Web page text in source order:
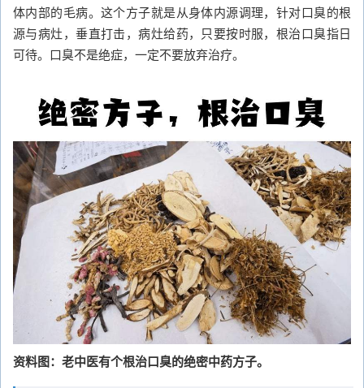
体内部的毛病。这个方子就是从身体内源调理，针对口臭的根
源与病灶，垂直打击，病灶给药，只要按时服，根治口臭指日
可待。口臭不是绝症，一定不要放弃治疗。
资料图：老中医有个根治口臭的绝密中药方子。